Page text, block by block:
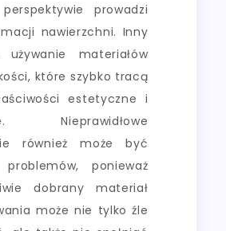
perspektywie prowadzi
nawierzchni. Inny
materiałów
które szybko tracą
estetyczne i
Nieprawidłowe
również może być
problemów, ponieważ
dobrany materiał
może nie tylko źle